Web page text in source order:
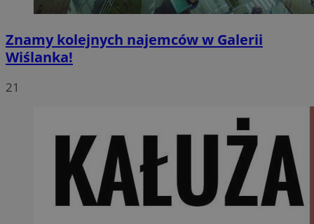
Znamy kolejnych najemców w Galerii
Wiślanka!
21